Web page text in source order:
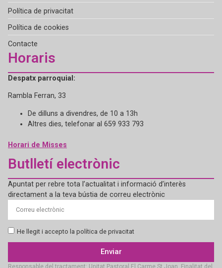
Política de privacitat
Política de cookies
Contacte
Horaris
Despatx parroquial:
Rambla Ferran, 33
De dilluns a divendres, de 10 a 13h
Altres dies, telefonar al 659 933 793
Horari de Misses
Butlletí electrònic
Apuntat per rebre tota l’actualitat i informació d’interès
directament a la teva bústia de correu electrònic
He llegit i accepto la política de privacitat
Enviar
Responsable del tractament: Unitat Pastoral El Carme St Joan. Finalitat del